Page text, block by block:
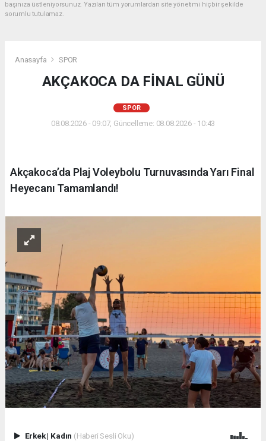
başınıza üstleniyorsunuz. Yazılan tüm yorumlardan site yönetimi hiçbir şekilde
sorumlu tutulamaz.
Anasayfa SPOR
AKÇAKOCA DA FİNAL GÜNÜ
SPOR
08.08.2026 - 09:07, Güncelleme: 08.08.2026 - 10:43
Akçakoca’da Plaj Voleybolu Turnuvasında Yarı Final
Heyecanı Tamamlandı!
Erkek| Kadın (Haberi Sesli Oku)